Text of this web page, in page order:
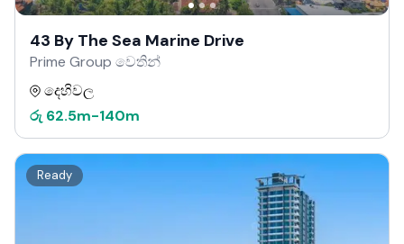
43 By The Sea Marine Drive
Prime Group වෙතින්
දෙහිවල
රු 62.5m-140m
Ready